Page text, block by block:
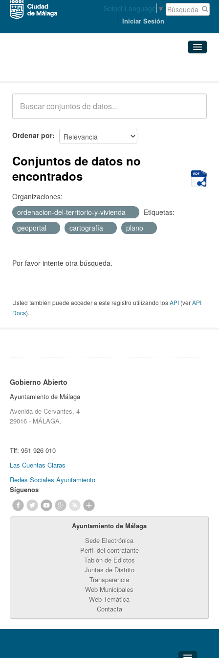
Select Language ▼
Iniciar Sesión
Acerca de
Ordenar por
Conjuntos de datos no
encontrados
Organizaciones:
ordenacion-del-territorio-y-vivienda
Etiquetas:
geoportal
cartografía plano
Por favor intente otra búsqueda.
Usted también puede acceder a este registro utilizando losAPI (verAPI
Docs).
Gobierno Abierto
Ayuntamiento de Málaga
Avenida de Cervantes, 4
29016 - MÁLAGA.
Tlf: 951 926 010
Las Cuentas Claras
Redes Sociales Ayuntamiento
Síguenos
Ayuntamiento de Málaga
Sede Electrónica
Perfil del contratante
Tablón de Edictos
Juntas de Distrito
Transparencia
Web Municipales
Web Temática
Contacta